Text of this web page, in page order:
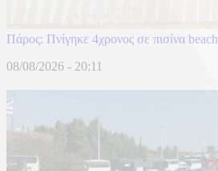
Πάρος: Πνίγηκε 4χρονος σε πισίνα
08/08/2026 - 20:11